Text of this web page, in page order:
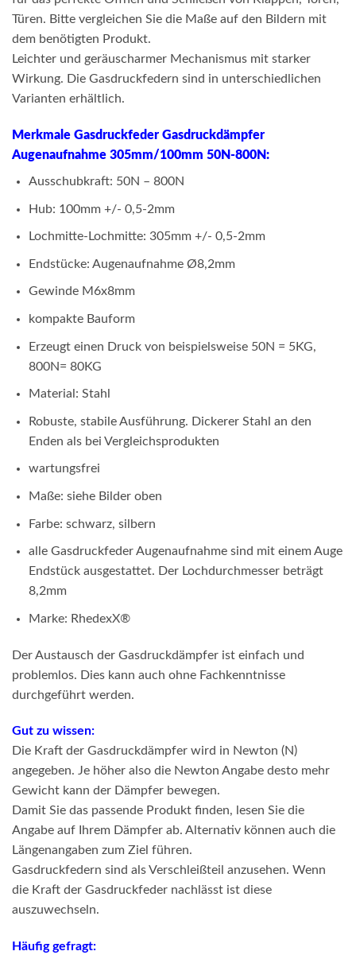
Türen. Bitte vergleichen Sie die Maße auf den Bildern mit
dem benötigten Produkt.
Leichter und geräuscharmer Mechanismus mit starker
Wirkung. Die Gasdruckfedern sind in unterschiedlichen
Varianten erhältlich.
Merkmale Gasdruckfeder Gasdruckdämpfer
Augenaufnahme 305mm/100mm 50N-800N:
Ausschubkraft: 50N – 800N
Hub: 100mm +/- 0,5-2mm
Lochmitte-Lochmitte: 305mm +/- 0,5-2mm
Endstücke: Augenaufnahme Ø8,2mm
Gewinde M6x8mm
kompakte Bauform
Erzeugt einen Druck von beispielsweise 50N = 5KG,
800N= 80KG
Material: Stahl
Robuste, stabile Ausführung. Dickerer Stahl an den
Enden als bei Vergleichsprodukten
wartungsfrei
Maße: siehe Bilder oben
Farbe: schwarz, silbern
alle Gasdruckfeder Augenaufnahme sind mit einem Auge
Endstück ausgestattet. Der Lochdurchmesser beträgt
8,2mm
Marke: RhedexX®
Der Austausch der Gasdruckdämpfer ist einfach und
problemlos. Dies kann auch ohne Fachkenntnisse
durchgeführt werden.
Gut zu wissen:
Die Kraft der Gasdruckdämpfer wird in Newton (N)
angegeben. Je höher also die Newton Angabe desto mehr
Gewicht kann der Dämpfer bewegen.
Damit Sie das passende Produkt finden, lesen Sie die
Angabe auf Ihrem Dämpfer ab. Alternativ können auch die
Längenangaben zum Ziel führen.
Gasdruckfedern sind als Verschleißteil anzusehen. Wenn
die Kraft der Gasdruckfeder nachlässt ist diese
auszuwechseln.
Häufig gefragt: